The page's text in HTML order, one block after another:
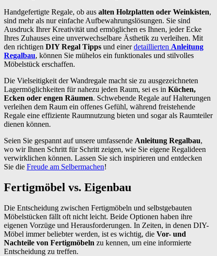
Handgefertigte Regale, ob aus alten Holzplatten oder Weinkisten,
sind mehr als nur einfache Aufbewahrungslösungen. Sie sind
Ausdruck Ihrer Kreativität und ermöglichen es Ihnen, jeder Ecke
Ihres Zuhauses eine unverwechselbare Ästhetik zu verleihen. Mit
den richtigen DIY Regal Tipps und einerdetaillierten Anleitung
Regalbau, können Sie mühelos ein funktionales und stilvolles
Möbelstück erschaffen.
Die Vielseitigkeit der Wandregale macht sie zu ausgezeichneten
Lagermöglichkeiten für nahezu jeden Raum, sei es in Küchen,
Ecken oder engen Räumen. Schwebende Regale auf Halterungen
verleihen dem Raum ein offenes Gefühl, während freistehende
Regale eine effiziente Raumnutzung bieten und sogar als Raumteiler
dienen können.
Seien Sie gespannt auf unsere umfassende Anleitung Regalbau,
wo wir Ihnen Schritt für Schritt zeigen, wie Sie eigene Regalideen
verwirklichen können. Lassen Sie sich inspirieren und entdecken
Sie die Freude am Selbermachen!
Fertigmöbel vs. Eigenbau
Die Entscheidung zwischen Fertigmöbeln und selbstgebauten
Möbelstücken fällt oft nicht leicht. Beide Optionen haben ihre
eigenen Vorzüge und Herausforderungen. In Zeiten, in denen DIY-
Möbel immer beliebter werden, ist es wichtig, die Vor- und
Nachteile von Fertigmöbeln zu kennen, um eine informierte
Entscheidung zu treffen.